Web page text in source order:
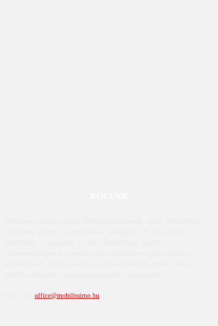
office@mobilissimo.hu